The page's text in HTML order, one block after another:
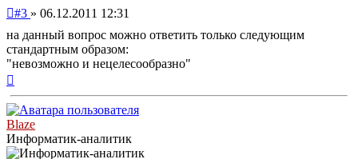
Непрочитанное
#3 » 06.12.2011 12:31
на данный вопрос можно ответить только следующим
стандартным образом:
"невозможно и нецелесообразно"
началу
Blaze
Информатик-аналитик